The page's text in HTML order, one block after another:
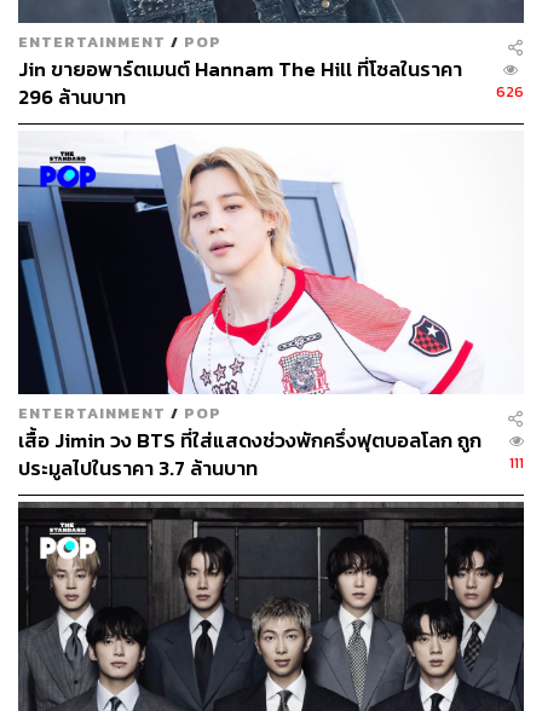
ENTERTAINMENT / POP
Jin ขายอพาร์ตเมนต์ Hannam The Hill ที่โซลในราคา
296 ล้านบาท
626
ENTERTAINMENT / POP
เสื้อ Jimin วง BTS ที่ใส่แสดงช่วงพักครึ่งฟุตบอลโลก ถูก
ประมูลไปในราคา 3.7 ล้านบาท
111